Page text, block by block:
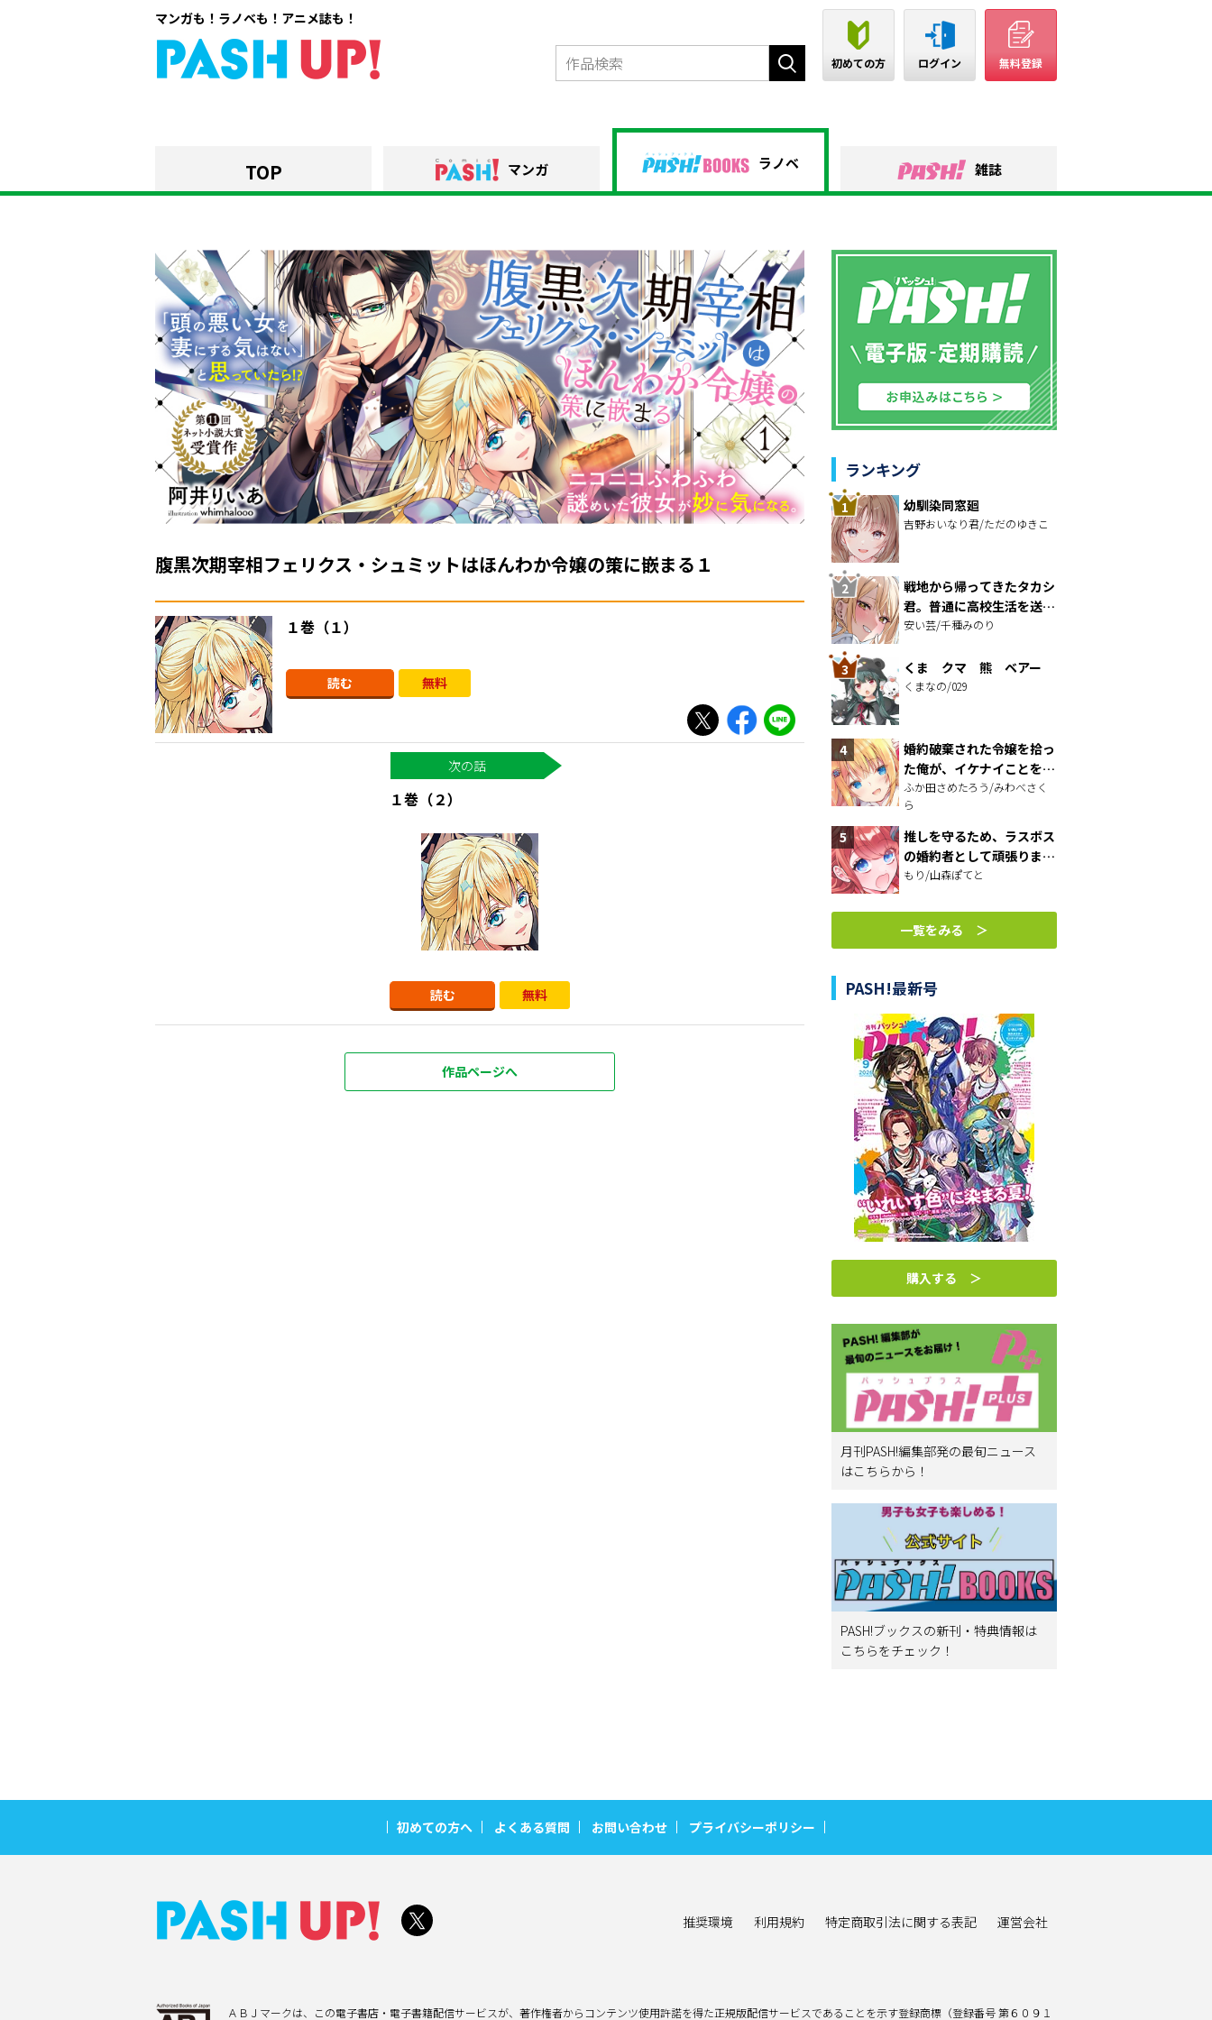
マンガも！ラノベも！アニメ誌も！
初めての方 ログイン 無料登録
TOP マンガ ラノベ 雑誌
腹黒次期宰相フェリクス・シュミットはほんわか令嬢の策に嵌まる１
１巻（１）
読む 無料
１巻（２）
読む 無料
作品ページへ
ランキング
幼馴染同窓廻
吉野おいなり君/ただのゆきこ
戦地から帰ってきたタカシ
君。普通に高校生活を送り
たい
安い芸/千種みのり
くま クマ 熊 ベアー
くまなの/029
婚約破棄された令嬢を拾っ
た俺が、イケナイことを教
え込む～美味しいものを食
べさせておしゃれをさせ
て、世界一幸せな少女にプ
ロデュース！～
ふか田さめたろう/みわべさく
ら
推しを守るため、ラスボス
の婚約者として頑張りま
す！
もり/山森ぽてと
一覧をみる ＞
PASH!最新号
購入する ＞
月刊PASH!編集部発の最旬ニュース
はこちらから！
PASH!ブックスの新刊・特典情報は
こちらをチェック！
初めての方へ よくある質問 お問い合わせ プライバシーポリシー
ＡＢＪマークは、この電子書店・電子書籍配信サービスが、著作権者からコンテンツ使用許諾を得た正規版配信サービスであることを示す登録商標（登録番号 第６０９１
推奨環境 利用規約 特定商取引法に関する表記 運営会社